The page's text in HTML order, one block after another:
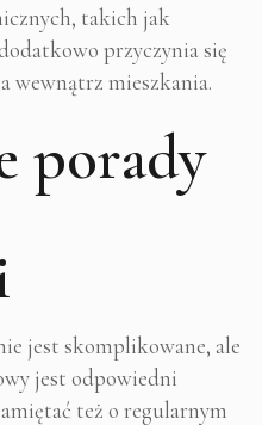
takich jak
przyczynia się
wewnątrz mieszkania.
porady
jest skomplikowane, ale
jest odpowiedni
też o regularnym